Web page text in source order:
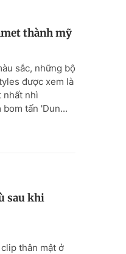
thành mỹ
sắc, những bộ
được xem là
nhất nhì
tấn 'Dun...
sau khi
thân mật ở